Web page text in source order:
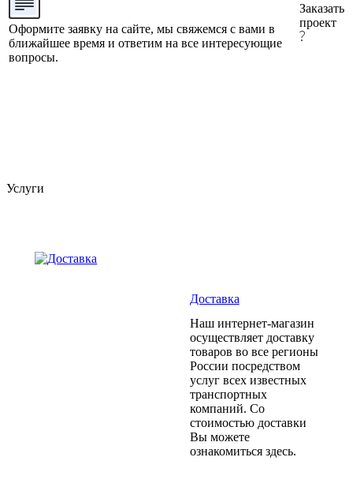
Оформите заявку на сайте, мы свяжемся с вами в
ближайшее время и ответим на все интересующие
вопросы.
Заказать
проект
Услуги
Доставка
Наш интернет-магазин
осуществляет доставку
товаров во все регионы
России посредством
услуг всех известных
транспортных
компаний. Со
стоимостью доставки
Вы можете
ознакомиться здесь.